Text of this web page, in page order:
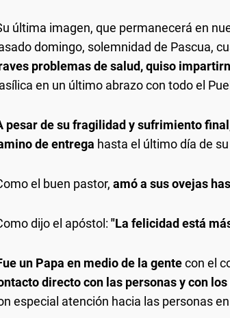
última imagen, que permanecerá en
domingo, solemnidad de Pascua,
problemas de salud, quiso
en un último abrazo con todo el
pesar de su fragilidad y sufrimiento
de entrega hasta el último día de
el buen pastor, amó a sus ovejas
dijo el apóstol: "La felicidad está
un Papa en medio de la gentecon el
directo con las personas y con
especial atención hacia las personas